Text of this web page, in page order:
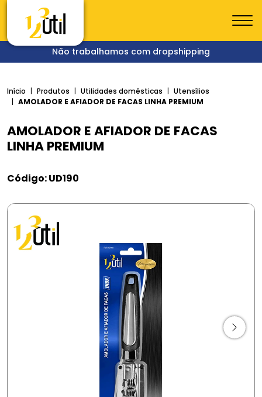
Não trabalhamos com dropshipping
Início Produtos Utilidades domésticas
Utensílios
AMOLADOR E AFIADOR DE FACAS LINHA PREMIUM
AMOLADOR E AFIADOR DE FACAS
LINHA PREMIUM
Código: UD190